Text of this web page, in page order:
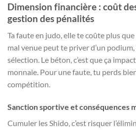
Dimension financière : coût
gestion des pénalités
Ta faute en judo, elle te coûte plus
mal venue peut te priver d’un podium,
sélection. Le béton, c’est que ça
monnaie. Pour une faute, tu perds
compétition.
Sanction sportive et conséquences
Cumuler les Shido, c’est risquer